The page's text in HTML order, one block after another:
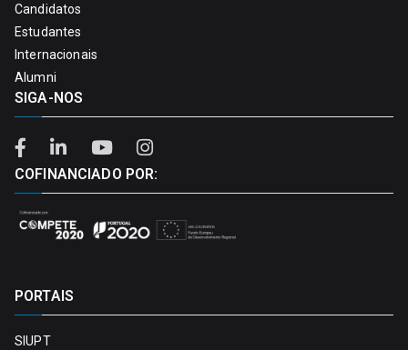
Candidatos
Estudantes
Internacionais
Alumni
SIGA-NOS
COFINANCIADO POR:
PORTAIS
SIUPT